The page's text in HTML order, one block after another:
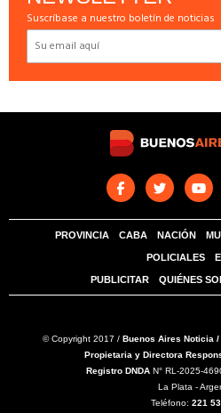
Suscríbase a nuestro boletín de noticias
PROVINCIA CABA NACIÓN
POLICIALES
PUBLICITAR QUIÉNES
© Copyright 2017 / Buenos Aires Noticia /
Propietaria y Directora
Registro DNDA N° RL-2025-
La Plata -
Teléfono: 221